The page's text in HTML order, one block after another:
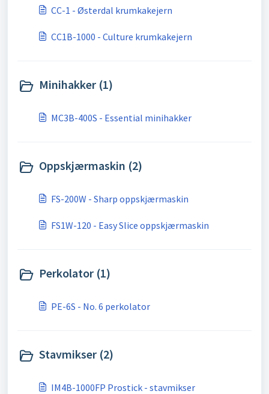
CC-1 - Østerdal krumkakejern
CC1B-1000 - Culture krumkakejern
Minihakker (1)
MC3B-400S - Essential minihakker
Oppskjærmaskin (2)
FS-200W - Sharp oppskjærmaskin
FS1W-120 - Easy Slice oppskjærmaskin
Perkolator (1)
PE-6S - No. 6 perkolator
Stavmikser (2)
IM4B-1000FP Prostick - stavmikser